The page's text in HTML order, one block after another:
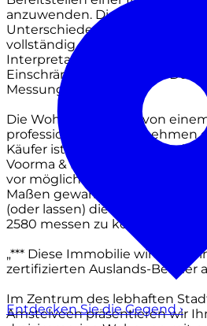
anzuwenden. Die
Unterschiede in den
vollständig aus durch
Interpretationsunterschiede,
Einschränkungen bei der
Messung ein.
Die Wohnung wurde von
professionellen Unternehmen
Käufer ist unabhängig von
Voorma & Millenaar
vor möglichen Abweichungen
Maßen gewarnt. Der Käufer
(oder lassen) die gekaufte
2580 messen zu können.
„*** Diese Immobilie wird von
zertifizierten Auslands-Berater
Im Zentrum des lebhaften
Amstelveen präsentieren wir
Entdecken Sie die Gegend›